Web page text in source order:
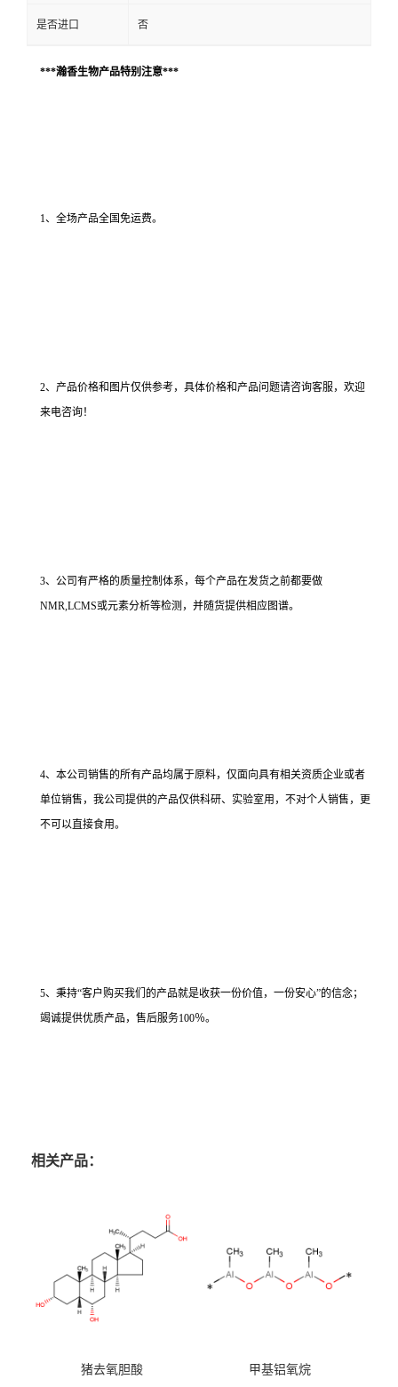
是否进口 否
***瀚香生物产品特别注意***
1、全场产品全国免运费。
2、产品价格和图片仅供参考，具体价格和产品问题请咨询客服，欢迎
来电咨询！
3、公司有严格的质量控制体系，每个产品在发货之前都要做
NMR,LCMS或元素分析等检测，并随货提供相应图谱。
4、本公司销售的所有产品均属于原料，仅面向具有相关资质企业或者
单位销售，我公司提供的产品仅供科研、实验室用，不对个人销售，更
不可以直接食用。
5、秉持“客户购买我们的产品就是收获一份价值，一份安心”的信念；
竭诚提供优质产品，售后服务100％。
相关产品：
猪去氧胆酸 甲基铝氧烷